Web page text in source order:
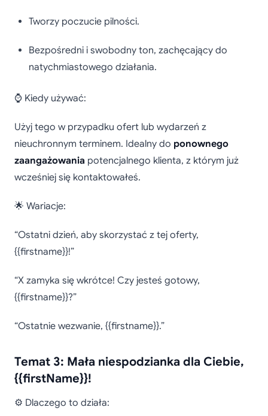
Tworzy poczucie pilności.
Bezpośredni i swobodny ton, zachęcający do
natychmiastowego działania.
⌚ Kiedy używać:
Użyj tego w przypadku ofert lub wydarzeń z
nieuchronnym terminem. Idealny do ponownego
zaangażowania potencjalnego klienta, z którym już
wcześniej się kontaktowałeś.
🌟 Wariacje:
“Ostatni dzień, aby skorzystać z tej oferty,
{{firstname}}!”
“X zamyka się wkrótce! Czy jesteś gotowy,
{{firstname}}?”
“Ostatnie wezwanie, {{firstname}}.”
Temat 3: Mała niespodzianka dla Ciebie,
{{firstName}}!
⚙️ Dlaczego to działa: